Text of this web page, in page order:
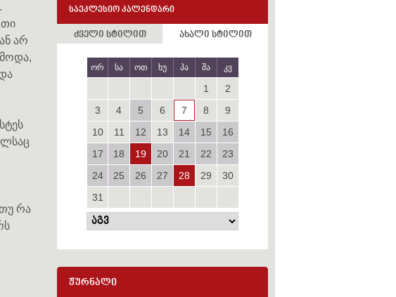
არ
რა
საეკლესიო კალენდარი
ძველი სტილით ახალი სტილით
ორ სა ოთ ხუ პა შა კვ
1
2
3
4 5 6 7 8
9
10
11 12 13 14 15
16
17
18 19 20 21 22
23
24
25 26 27 28 29
30
31
ჟურნალი